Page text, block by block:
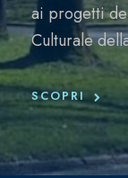
ai progetti
Culturale
SCOPRI